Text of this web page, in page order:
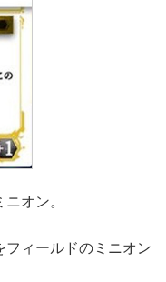
オン。
ィールドのミニオン